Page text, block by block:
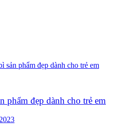
phẩm đẹp dành cho trẻ em